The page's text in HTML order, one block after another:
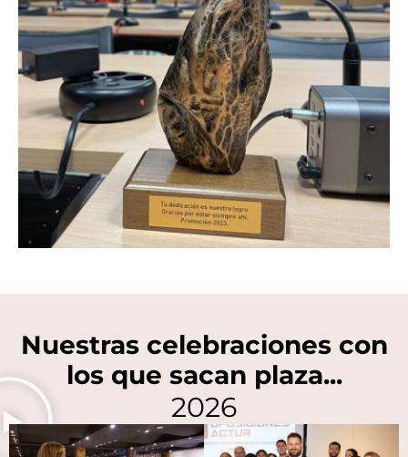
Nuestras celebraciones con
los que sacan plaza...
2026